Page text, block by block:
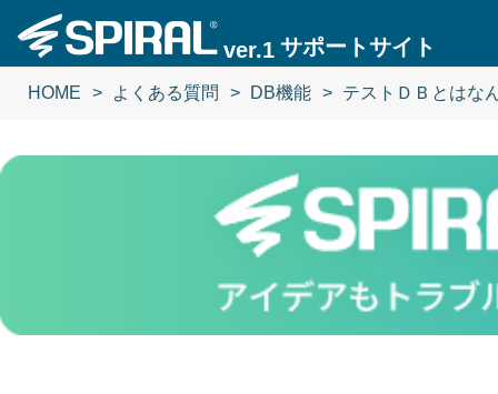
ver.1 サポートサイト
HOME よくある質問 DB機能 テストＤＢとはな